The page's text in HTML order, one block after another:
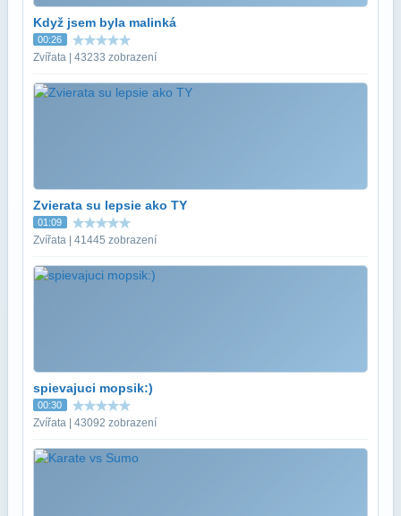
Když jsem byla malinká
00:26
Zvířata | 43233 zobrazení
Zvierata su lepsie ako TY
01:09
Zvířata | 41445 zobrazení
spievajuci mopsik:)
00:30
Zvířata | 43092 zobrazení